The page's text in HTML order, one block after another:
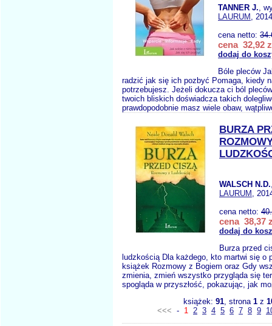
TANNER J.,
LAURUM ,
cena netto:
cena 32,92
dodaj do
Bóle pleców
radzić jak się ich pozbyć Pomaga, kiedy
potrzebujesz. Jeżeli dokucza ci ból
twoich bliskich doświadcza takich
prawdopodobnie masz wiele obaw,
BURZA
WALSCH N.D.
LAURUM ,
cena netto:
cena 38,37
dodaj do
Burza przed
ludzkością Dla każdego, kto martwi się o
książek Rozmowy z Bogiem oraz Gdy
zmienia, zmień wszystko przygląda się
spogląda w przyszłość, pokazując, jak
książek: 91, strona 1 z
<<< - 1 2 3 4 5 6 7 8 9